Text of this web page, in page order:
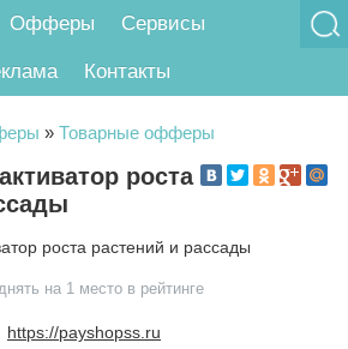
Офферы Сервисы
Контакты
» Товарные офферы
роста
на 1 место в рейтинге
https://payshopss.ru